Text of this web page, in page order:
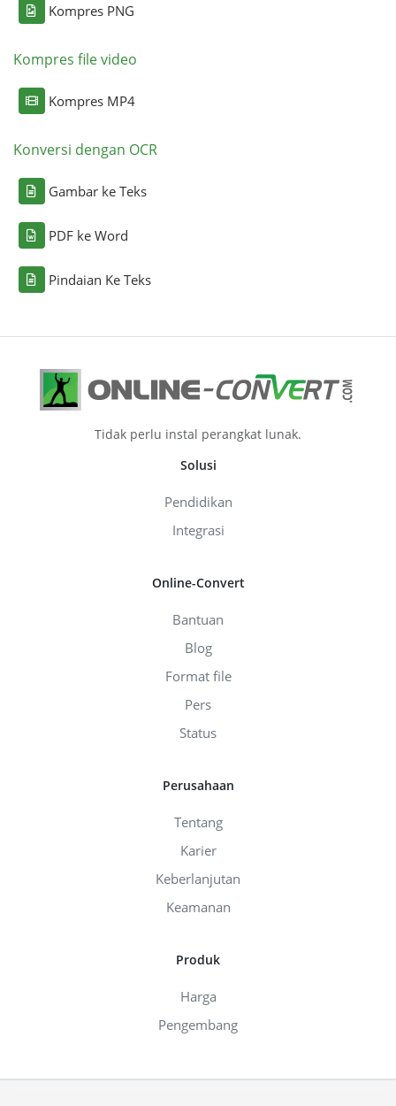
Kompres PNG
Kompres file video
Kompres MP4
Konversi dengan OCR
Gambar ke Teks
PDF ke Word
Pindaian Ke Teks
Tidak perlu instal perangkat lunak.
Solusi
Pendidikan
Integrasi
Online-Convert
Bantuan
Blog
Format file
Pers
Status
Perusahaan
Tentang
Karier
Keberlanjutan
Keamanan
Produk
Harga
Pengembang